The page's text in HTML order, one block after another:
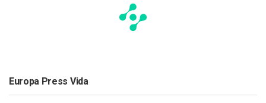
Europa Press Vida